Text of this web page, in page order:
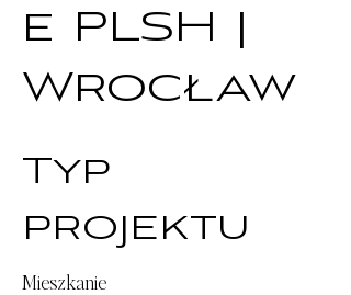
e PLSH |
Wrocław
Typ
projektu
Mieszkanie